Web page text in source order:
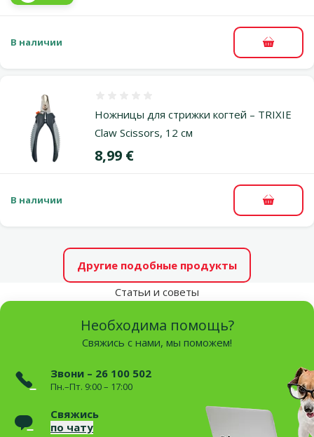
В наличии В
Ножницы для стрижки когтей – TRIXIE
Claw Scissors, 12 см
Цена
8,99 €
В наличии В
Другие подобные продукты
Статьи и советы
Необходима помощь?
Свяжись с нами, мы поможем!
Звони – 26 100 502
Пн.–Пт. 9:00 – 17:00
Свяжись
по чату